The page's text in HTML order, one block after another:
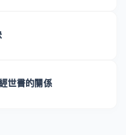
世書的關係